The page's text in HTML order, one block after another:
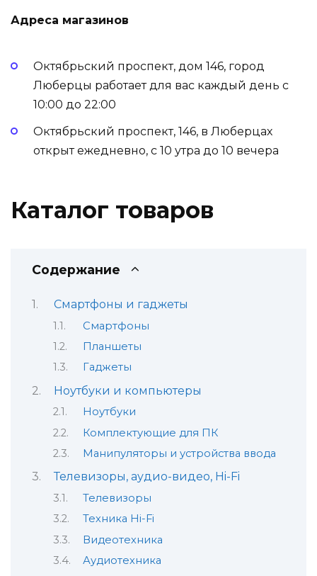
Адреса магазинов
Октябрьский проспект, дом 146, город
Люберцы работает для вас каждый день с
10:00 до 22:00
Октябрьский проспект, 146, в Люберцах
открыт ежедневно, с 10 утра до 10 вечера
Каталог товаров
Содержание
Смартфоны и гаджеты
Смартфоны
Планшеты
Гаджеты
Ноутбуки и компьютеры
Ноутбуки
Комплектующие для ПК
Манипуляторы и устройства ввода
Телевизоры, аудио-видео, Hi-Fi
Телевизоры
Техника Hi-Fi
Видеотехника
Аудиотехника